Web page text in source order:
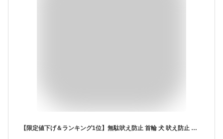
【限定値下げ＆ランキング1位】無駄吠え防止 首輪 犬 吠え防止 しつけ 全自動式 防水 振動 電気 充電式 安全 訓練 7段階センサー ディスプレイ 小型 中型 大型 むだぼえ 無駄吠え防止用品 日本語説明書